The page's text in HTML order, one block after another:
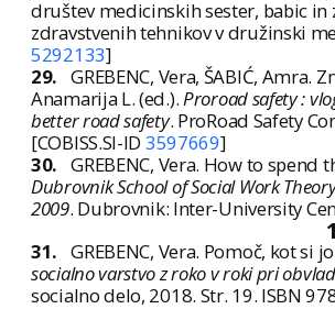
društev medicinskih sester, babic
zdravstvenih tehnikov v družinski
5292133]
29. GREBENC, Vera, ŠABIĆ,
Anamarija L. (ed.).Proroad safety :
better road safety. ProRoad Safety
[COBISS.SI-ID 3597669]
30. GREBENC, Vera. How to
Dubrovnik School of Social Work
2009. Dubrovnik: Inter-University
31. GREBENC, Vera. Pomoč, kot
socialno varstvo z roko v roki pri
socialno delo, 2018. Str. 19. ISBN